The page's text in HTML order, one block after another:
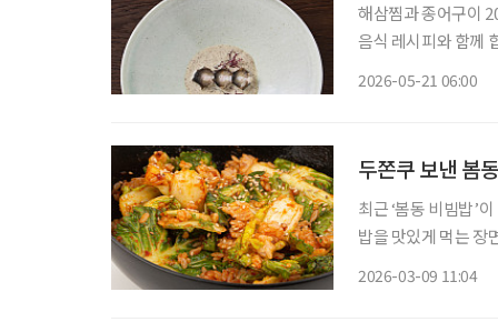
해삼찜과 종어구이
음식 레시피와 함께 합니다. 손이 많이 갈 것 같아 망설였던 해산물 요
2026-05-21 06:00
두쫀쿠 보낸 봄
최근 ‘봄동 비빔밥’
밥을 맛있게 먹는 장
2026-03-09 11:04